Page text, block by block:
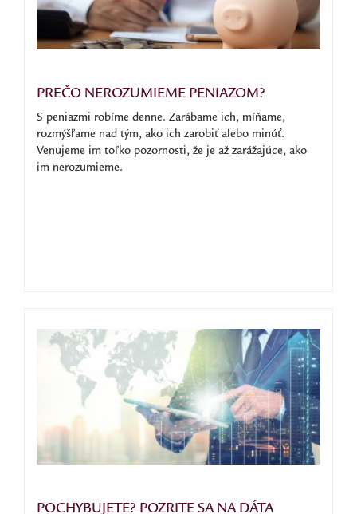
PREČO NEROZUMIEME PENIAZOM?
S peniazmi robíme denne. Zarábame ich, míňame,
rozmýšľame nad tým, ako ich zarobiť alebo minúť.
Venujeme im toľko pozornosti, že je až zarážajúce, ako
im nerozumieme.
POCHYBUJETE? POZRITE SA NA DÁTA